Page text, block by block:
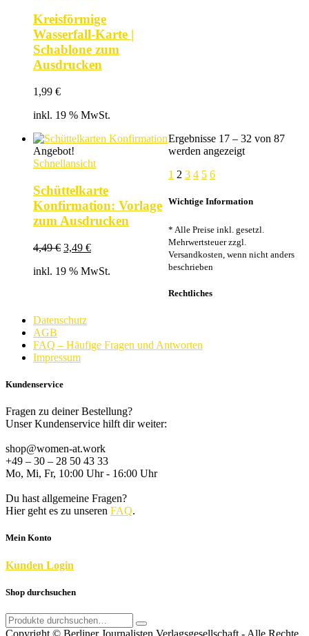
Kreisförmige
Wasserfall-Karte |
Schablone zum
Ausdrucken
1,99 €
inkl. 19 % MwSt.
Angebot!
Schnellansicht
Schüttelkarte
Konfirmation: Vorlage
zum Ausdrucken
4,49€ Ursprünglicher
war:
3,49 €Aktueller
ist:
inkl. 19 % MwSt.
Ergebnisse 17 – 32 von 87
werden angezeigtNach
1 2 3 4 5 6
Wichtige Information
* Alle Preise inkl. gesetzl.
Mehrwertsteuer zzgl.
Versandkosten, wenn nicht anders
beschrieben
Rechtliches
Datenschutz
AGB
FAQ – Häufige Fragen und Antworten
Impressum
Kundenservice
Fragen zu deiner Bestellung?
Unser Kundenservice hilft dir weiter:
shop@women-at.work
+49 – 30 – 28 50 43 33
Mo, Mi, Fr, 10:00 Uhr - 16:00 Uhr
Du hast allgemeine Fragen?
Hier geht es zu unseren FAQ.
Mein Konto
Kunden Login
Shop durchsuchen
Search
for:
Copyright © Berliner Journalisten Verlagsgesellschaft - Alle Rechte